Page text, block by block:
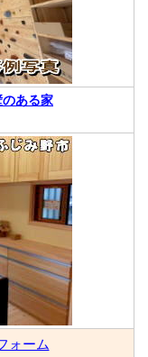
ある家
ォーム